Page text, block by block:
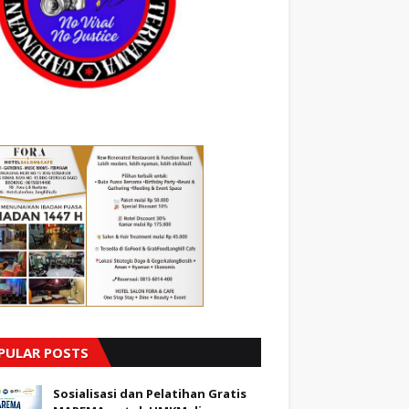
POSTS
Sosialisasi dan Pelatihan Gratis